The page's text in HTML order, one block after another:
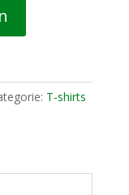
T-shirts